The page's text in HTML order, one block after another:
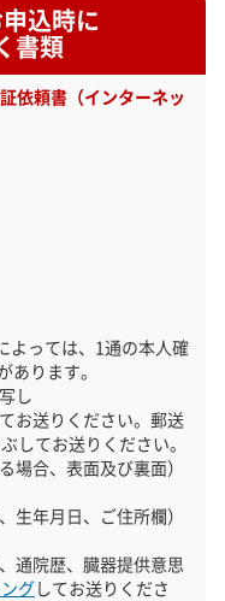
込時に
書類
依頼書（インターネッ
よっては、1通の本人確
ります。
し
お送りください。郵送
してお送りください。
場合、表面及び裏面）
生年月日、ご住所欄）
通院歴、臓器提供意思
グしてお送りくださ